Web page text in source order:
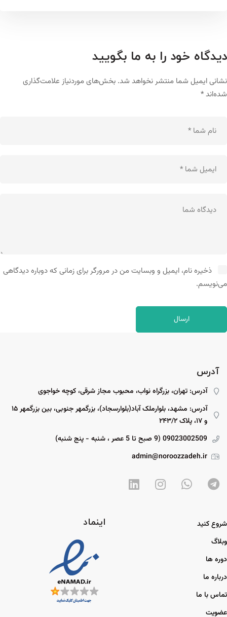
دیدگاه خود را به ما بگویید
نشانی ایمیل شما منتشر نخواهد شد. بخش‌های موردنیاز علامت‌گذاری
شده‌اند*
ذخیره نام، ایمیل و وبسایت من در مرورگر برای زمانی که دوباره دیدگاهی
می‌نویسم.
آدرس
آدرس: تهران، بزرگراه نواب، محبوب مجاز شرقی، کوچه خواجوی
آدرس: مشهد، بلوارملک آباد(بلوارسجاد)، بزرگمهر جنوبی، بین بزرگمهر ۱۵
و ۱۷، پلاک ۲۴۳/۲
09023002509 (9 صبح تا 5 عصر ، شنبه - پنج شنبه)
admin@noroozzadeh.ir
شروع کنید
وبلاگ
دوره ها
درباره ما
تماس با ما
عضویت
اینماد